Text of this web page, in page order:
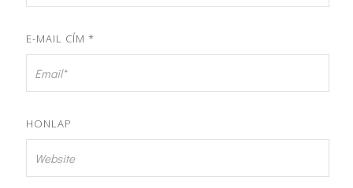
E-MAIL CÍM *
HONLAP